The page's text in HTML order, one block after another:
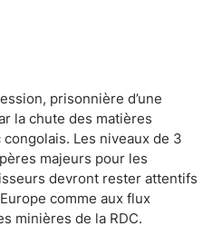
prisonnière d’une
la chute des matières
Les niveaux de 3
majeurs pour les
devront rester attentifs
comme aux flux
minières de la RDC.